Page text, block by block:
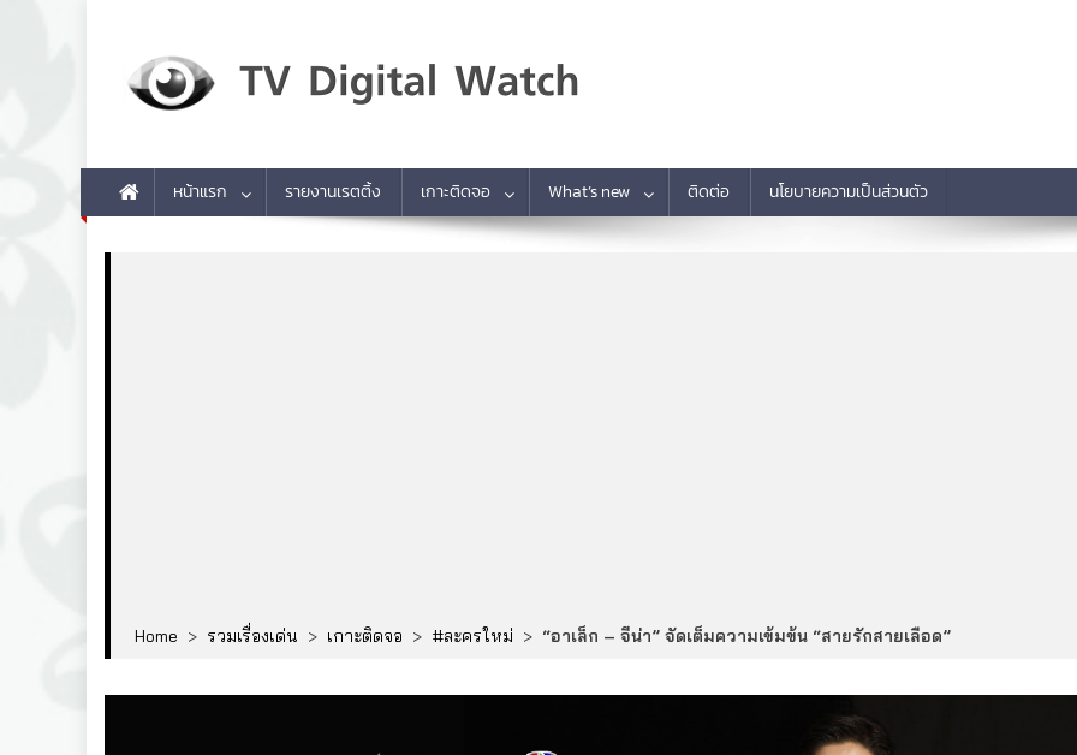
หน้าแรก รายงานเรตติ้ง เกาะติดจอ What’s new ติดต่อ นโยบายความเป็นส่วนตัว
Home > รวมเรื่องเด่น > เกาะติดจอ > #ละครใหม่ > “อาเล็ก – จีน่า” จัดเต็มความเข้มข้น “สายรักสายเลือด”